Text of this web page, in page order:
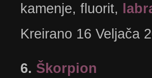
kamenje, fluorit,
Kreirano 16 Veljača
6. Škorpion